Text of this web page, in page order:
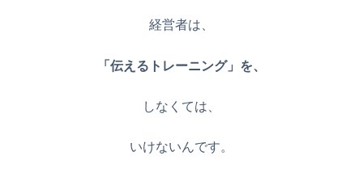
経営者は、
「伝えるトレーニング」を、
しなくては、
いけないんです。